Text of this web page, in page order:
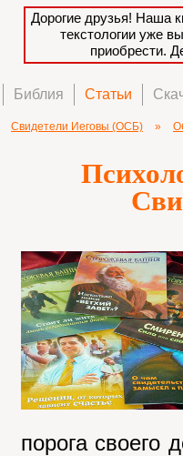
Дорогие друзья! Наша
текстологии уже
приобрести.
Библия Статьи
Свидетели Иеговы (ОСБ) »
порога своего